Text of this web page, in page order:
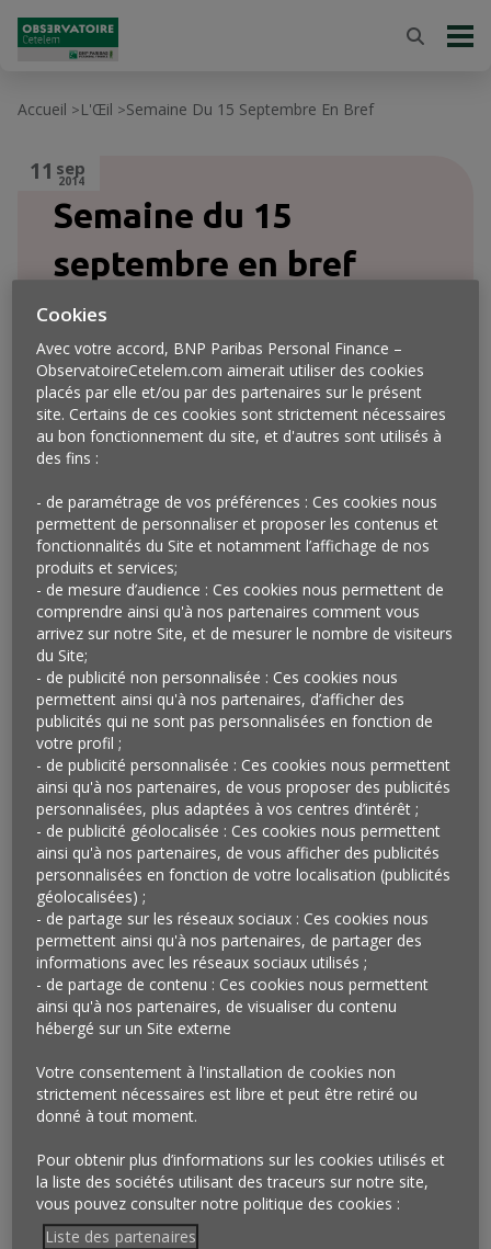
Accueil >L'Œil >Semaine Du 15 Septembre En Bref
Semaine du 15
septembre en bref
11 sep
2014
Tournée commune
Le Super U de Saint-Jorioz, près d’Annecy (74), s’est
entendu avec La Poste pour tester la livraison de
courses alimentaires à domicile par les facteurs lors de
leurs tournées.
Chacun son rythme
Le centre commercial londonien Meadowhall a initié
des voies de circulation, lentes ou rapides, comme sur
les autoroutes. Le but est de faciliter la marche des
clients pressés ou désireux de prendre leur temps.
Correos, l’équivalent de La Poste espagnole, a conçu de
petites unités de casiers de livraison pour accueillir les
colis de e-commerce. Ces modules de 1m² seulement
peuvent être installés dans les parties communes des
immeubles d’habitation. Le client peut ainsi retirer sa
commande 24/7, et aussi retourner ses produits par le
même canal. 500 unités seront déployées à Madrid
Cookies
Avec votre accord, BNP Paribas Personal Finance –
ObservatoireCetelem.com aimerait utiliser des cookies
placés par elle et/ou par des partenaires sur le présent
site. Certains de ces cookies sont strictement nécessaires
au bon fonctionnement du site, et d'autres sont utilisés à
des fins :
- de paramétrage de vos préférences : Ces cookies nous
permettent de personnaliser et proposer les contenus et
fonctionnalités du Site et notamment l’affichage de nos
produits et services;
- de mesure d’audience : Ces cookies nous permettent de
comprendre ainsi qu'à nos partenaires comment vous
arrivez sur notre Site, et de mesurer le nombre de visiteurs
du Site;
- de publicité non personnalisée : Ces cookies nous
permettent ainsi qu'à nos partenaires, d’afficher des
publicités qui ne sont pas personnalisées en fonction de
votre profil ;
- de publicité personnalisée : Ces cookies nous permettent
ainsi qu'à nos partenaires, de vous proposer des publicités
personnalisées, plus adaptées à vos centres d’intérêt ;
- de publicité géolocalisée : Ces cookies nous permettent
ainsi qu'à nos partenaires, de vous afficher des publicités
personnalisées en fonction de votre localisation (publicités
géolocalisées) ;
- de partage sur les réseaux sociaux : Ces cookies nous
permettent ainsi qu'à nos partenaires, de partager des
informations avec les réseaux sociaux utilisés ;
- de partage de contenu : Ces cookies nous permettent
ainsi qu'à nos partenaires, de visualiser du contenu
hébergé sur un Site externe
Votre consentement à l'installation de cookies non
strictement nécessaires est libre et peut être retiré ou
donné à tout moment.
Pour obtenir plus d’informations sur les cookies utilisés et
la liste des sociétés utilisant des traceurs sur notre site,
vous pouvez consulter notre politique des cookies :
Liste des partenaires